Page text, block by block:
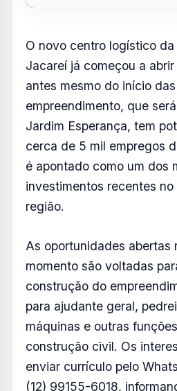
momento são voltadas
construção do
para ajudante geral,
máquinas e outras
construção civil. Os
enviar currículo pelo
(12) 99155-6018,
desejada.
metros quadrados de
de um terreno de
m² — espaço equivalente
campos de futebol. A
às rodovias Presidente
Pinto, consideradas
transporte e distribuição